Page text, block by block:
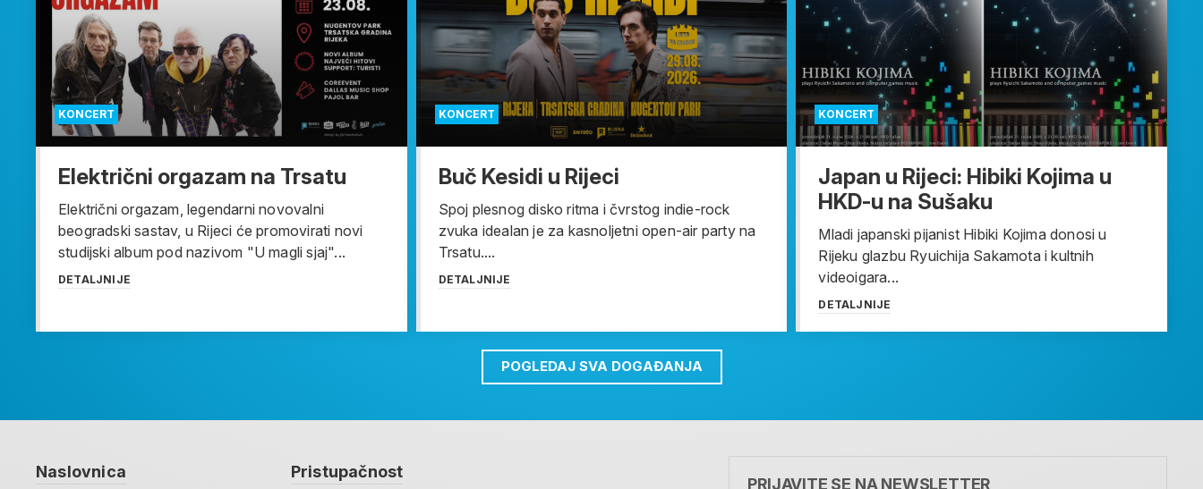
KONCERT
Električni orgazam na Trsatu
Električni orgazam, legendarni novovalni
beogradski sastav, u Rijeci će promovirati novi
studijski album pod nazivom "U magli sjaj"...
DETALJNIJE
KONCERT
Buč Kesidi u Rijeci
Spoj plesnog disko ritma i čvrstog indie-rock
zvuka idealan je za kasnoljetni open-air party na
Trsatu....
DETALJNIJE
KONCERT
Japan u Rijeci: Hibiki Kojima u
HKD-u na Sušaku
Mladi japanski pijanist Hibiki Kojima donosi u
Rijeku glazbu Ryuichija Sakamota i kultnih
videoigara...
DETALJNIJE
POGLEDAJ SVA DOGAĐANJA
Naslovnica Pristupačnost
PRIJAVITE SE NA NEWSLETTER